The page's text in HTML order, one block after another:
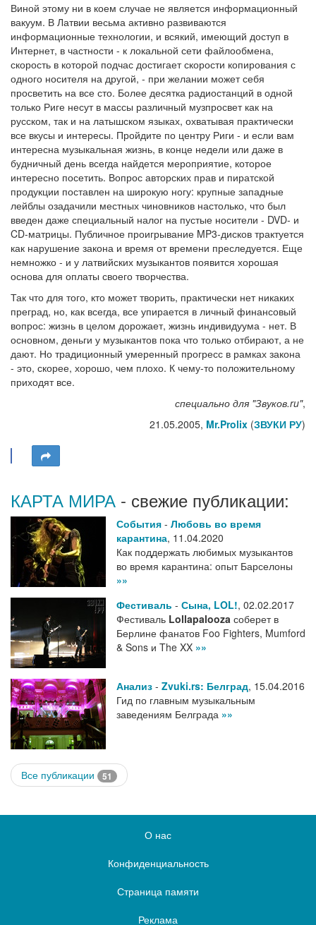
Виной этому ни в коем случае не является информационный
вакуум. В Латвии весьма активно развиваются
информационные технологии, и всякий, имеющий доступ в
Интернет, в частности - к локальной сети файлообмена,
скорость в которой подчас достигает скорости копирования с
одного носителя на другой, - при желании может себя
просветить на все сто. Более десятка радиостанций в одной
только Риге несут в массы различный музпросвет как на
русском, так и на латышском языках, охватывая практически
все вкусы и интересы. Пройдите по центру Риги - и если вам
интересна музыкальная жизнь, в конце недели или даже в
будничный день всегда найдется мероприятие, которое
интересно посетить. Вопрос авторских прав и пиратской
продукции поставлен на широкую ногу: крупные западные
лейблы озадачили местных чиновников настолько, что был
введен даже специальный налог на пустые носители - DVD- и
CD-матрицы. Публичное проигрывание MP3-дисков трактуется
как нарушение закона и время от времени преследуется. Еще
немножко - и у латвийских музыкантов появится хорошая
основа для оплаты своего творчества.
Так что для того, кто может творить, практически нет никаких
преград, но, как всегда, все упирается в личный финансовый
вопрос: жизнь в целом дорожает, жизнь индивидуума - нет. В
основном, деньги у музыкантов пока что только отбирают, а не
дают. Но традиционный умеренный прогресс в рамках закона
- это, скорее, хорошо, чем плохо. К чему-то положительному
приходят все.
специально для "Звуков.ru",
21.05.2005, Mr.Prolix (ЗВУКИ РУ)
КАРТА МИРА - свежие публикации:
События - Любовь во время
карантина, 11.04.2020
Как поддержать любимых музыкантов
во время карантина: опыт Барселоны
»»
Фестиваль - Сына, LOL!, 02.02.2017
Фестиваль Lollapalooza соберет в
Берлине фанатов Foo Fighters, Mumford
& Sons и The XX »»
Анализ - Zvuki.rs: Белград, 15.04.2016
Гид по главным музыкальным
заведениям Белграда »»
Все публикации 51
О нас
Конфиденциальность
Страница памяти
Реклама